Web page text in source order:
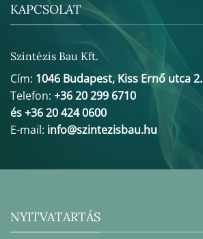
KAPCSOLAT
Szintézis Bau Kft.
Cím: 1046 Budapest, Kiss Ernő utca 2.
Telefon: +36 20 299 6710
és +36 20 424 0600
E-mail: info@szintezisbau.hu
NYITVATARTÁS